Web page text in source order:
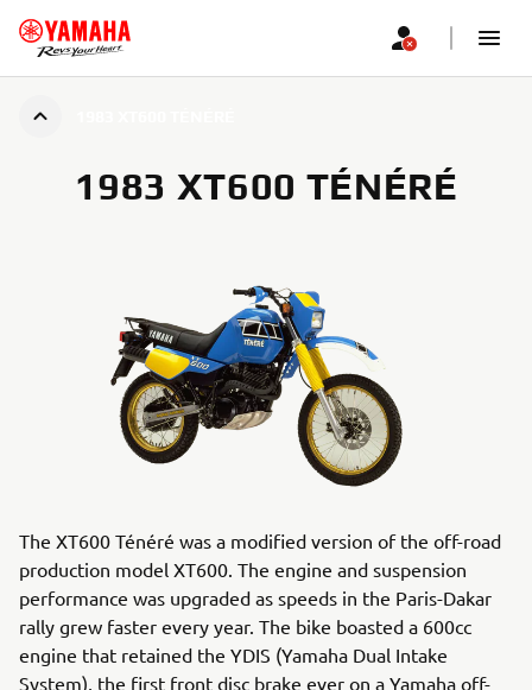
1983 XT600 TÉNÉRÉ
The XT600 Ténéré was a modified version of the off-road
production model XT600. The engine and suspension
performance was upgraded as speeds in the Paris-Dakar
rally grew faster every year. The bike boasted a 600cc
engine that retained the YDIS (Yamaha Dual Intake
System), the first front disc brake ever on a Yamaha off-